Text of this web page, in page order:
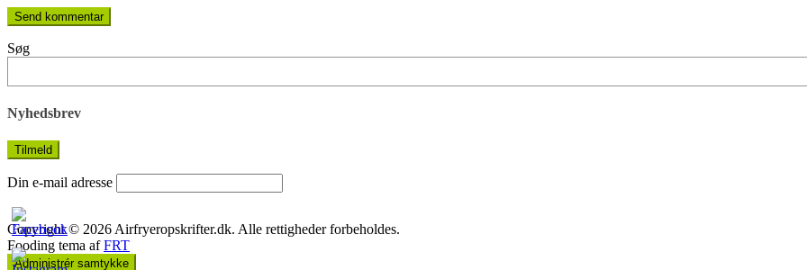
Søg
Nyhedsbrev
Din e-mail adresse
Copyright © 2026 Airfryeropskrifter.dk. Alle rettigheder forbeholdes.
Fooding tema afFRT
Administrér samtykke